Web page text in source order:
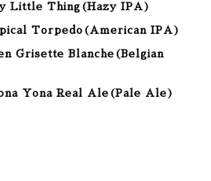
Little Thing (Hazy IPA)
Torpedo (American IPA)
Grisette Blanche(Belgian
Yona Real Ale(Pale Ale)